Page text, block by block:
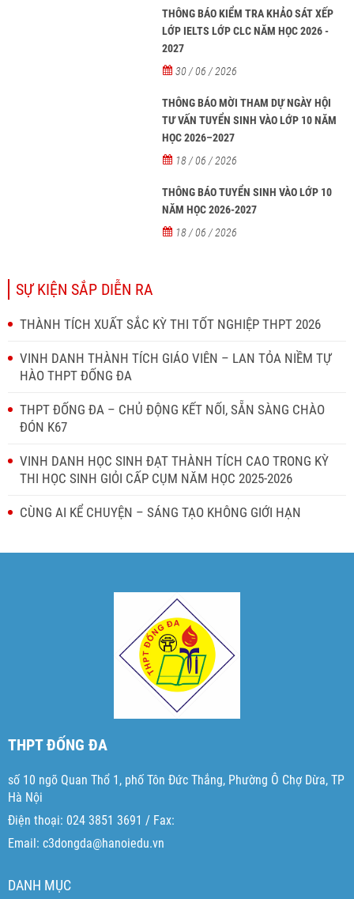
THÔNG BÁO KIỂM TRA KHẢO SÁT XẾP
LỚP IELTS LỚP CLC NĂM HỌC 2026 -
2027
30 / 06 / 2026
THÔNG BÁO MỜI THAM DỰ NGÀY HỘI
TƯ VẤN TUYỂN SINH VÀO LỚP 10 NĂM
HỌC 2026–2027
18 / 06 / 2026
THÔNG BÁO TUYỂN SINH VÀO LỚP 10
NĂM HỌC 2026-2027
18 / 06 / 2026
SỰ KIỆN SẮP DIỄN RA
THÀNH TÍCH XUẤT SẮC KỲ THI TỐT NGHIỆP THPT 2026
VINH DANH THÀNH TÍCH GIÁO VIÊN – LAN TỎA NIỀM TỰ
HÀO THPT ĐỐNG ĐA
THPT ĐỐNG ĐA – CHỦ ĐỘNG KẾT NỐI, SẴN SÀNG CHÀO
ĐÓN K67
VINH DANH HỌC SINH ĐẠT THÀNH TÍCH CAO TRONG KỲ
THI HỌC SINH GIỎI CẤP CỤM NĂM HỌC 2025-2026
CÙNG AI KỂ CHUYỆN – SÁNG TẠO KHÔNG GIỚI HẠN
THPT ĐỐNG ĐA
số 10 ngõ Quan Thổ 1, phố Tôn Đức Thắng, Phường Ô Chợ Dừa, TP
Hà Nội
Điện thoại: 024 3851 3691 / Fax:
Email: c3dongda@hanoiedu.vn
DANH MỤC